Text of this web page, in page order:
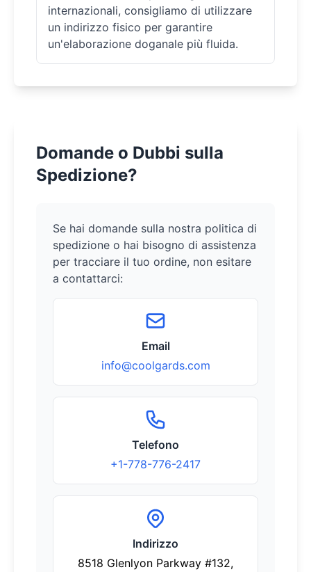
internazionali, consigliamo di utilizzare
un indirizzo fisico per garantire
un'elaborazione doganale più fluida.
Domande o Dubbi sulla
Spedizione?
Se hai domande sulla nostra politica di
spedizione o hai bisogno di assistenza
per tracciare il tuo ordine, non esitare
a contattarci:
Email
info@coolgards.com
Telefono
+1-778-776-2417
Indirizzo
8518 Glenlyon Parkway #132,